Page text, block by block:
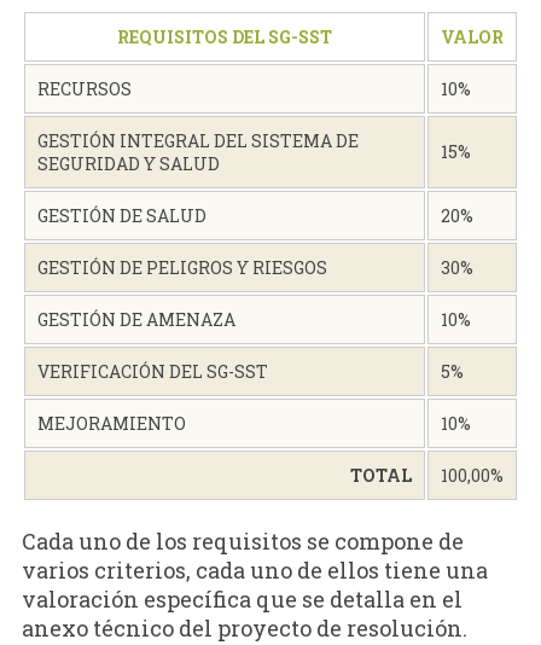
REQUISITOS DEL SG-SST VALOR
RECURSOS 10%
GESTIÓN INTEGRAL DEL SISTEMA DE
SEGURIDAD Y SALUD
15%
GESTIÓN DE SALUD 20%
GESTIÓN DE PELIGROS Y RIESGOS 30%
GESTIÓN DE AMENAZA 10%
VERIFICACIÓN DEL SG-SST 5%
MEJORAMIENTO 10%
TOTAL 100,00%
Cada uno de los requisitos se compone de
varios criterios, cada uno de ellos tiene una
valoración específica que se detalla en el
anexo técnico del proyecto de resolución.